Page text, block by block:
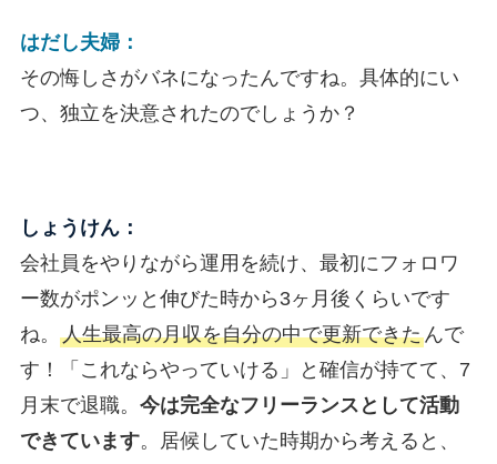
はだし夫婦：
その悔しさがバネになったんですね。具体的にい
つ、独立を決意されたのでしょうか？
しょうけん：
会社員をやりながら運用を続け、最初にフォロワ
ー数がポンッと伸びた時から3ヶ月後くらいです
ね。 人生最高の月収を自分の中で更新できたんで
す！「これならやっていける」と確信が持てて、7
月末で退職。 今は完全なフリーランスとして活動
できています。居候していた時期から考えると、